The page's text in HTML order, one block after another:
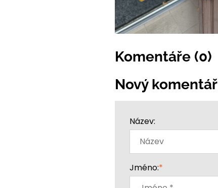
Komentáře (0)
Nový komentář
Název:
Jméno:*